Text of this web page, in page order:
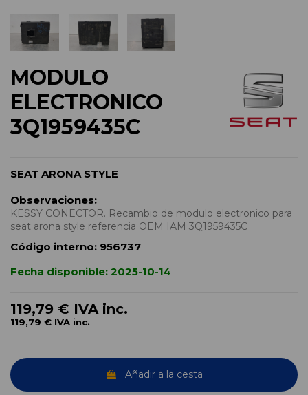
MODULO
ELECTRONICO
3Q1959435C
SEAT ARONA STYLE
Observaciones:
KESSY CONECTOR. Recambio de modulo electronico para
seat arona style referencia OEM IAM 3Q1959435C
Código interno: 956737
Fecha disponible: 2025-10-14
119,79 € IVA inc.
119,79 € IVA inc.
Añadir a la cesta